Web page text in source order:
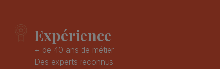
Expérience
+ de 40 ans de métier
Des experts reconnus